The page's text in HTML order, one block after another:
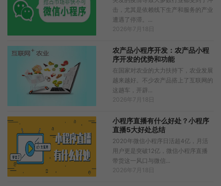
击，尤其是依赖线下生产和服务的产业
遭遇了停滞。...
2026年7月18日
农产品小程序开发：农产品小程
序开发的优势和功能
在国家对农业的大力扶持下，农业发展
越来越好。不少农产品搭上了互联网的
这趟车，开辟...
2026年7月18日
小程序直播有什么好处？小程序
直播5大好处总结
2020年微信小程序日活超4亿，月活
用户更是突破12亿，微信小程序直播
带货这一风口与微信...
2026年7月18日